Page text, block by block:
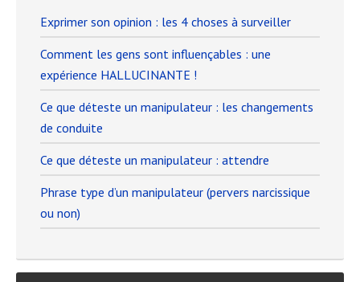
Exprimer son opinion : les 4 choses à surveiller
Comment les gens sont influençables : une
expérience HALLUCINANTE !
Ce que déteste un manipulateur : les changements
de conduite
Ce que déteste un manipulateur : attendre
Phrase type d’un manipulateur (pervers narcissique
ou non)